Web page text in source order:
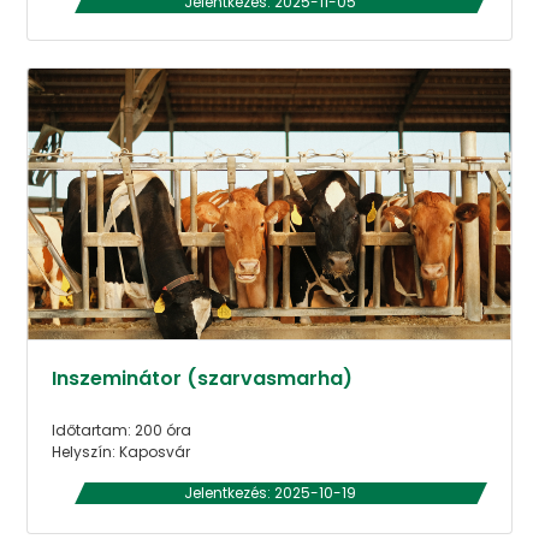
Inszeminátor (szarvasmarha)
Időtartam: 200 óra
Helyszín: Kaposvár
Jelentkezés: 2025-10-19